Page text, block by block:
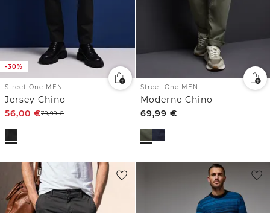
-30%
Street One MEN
Jersey Chino
56,00 €79,99€
Street One MEN
Moderne Chino
69,99 €